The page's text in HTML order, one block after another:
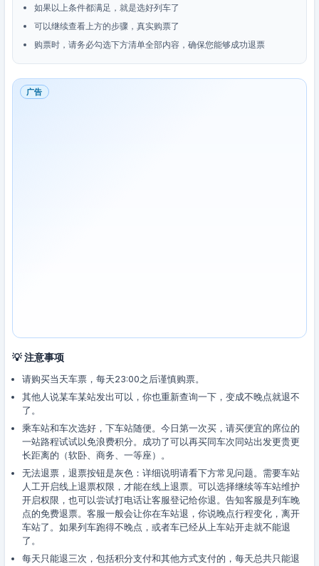
如果以上条件都满足，就是选好列车了
可以继续查看上方的步骤，真实购票了
购票时，请务必勾选下方清单全部内容，确保您能够成功退票
广告
💡 注意事项
请购买当天车票，每天23:00之后谨慎购票。
其他人说某车某站发出可以，你也重新查询一下，变成不晚点就退不
了。
乘车站和车次选好，下车站随便。今日第一次买，请买便宜的席位的
一站路程试试以免浪费积分。成功了可以再买同车次同站出发更贵更
长距离的（软卧、商务、一等座）。
无法退票，退票按钮是灰色：详细说明请看下方常见问题。需要车站
人工开启线上退票权限，才能在线上退票。可以选择继续等车站维护
开启权限，也可以尝试打电话让客服登记给你退。告知客服是列车晚
点的免费退票。客服一般会让你在车站退，你说晚点行程变化，离开
车站了。如果列车跑得不晚点，或者车已经从上车站开走就不能退
了。
每天只能退三次，包括积分支付和其他方式支付的，每天总共只能退